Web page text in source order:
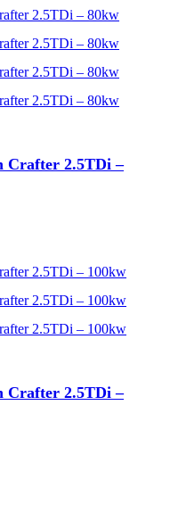
Crafter 2.5TDi –
Crafter 2.5TDi –